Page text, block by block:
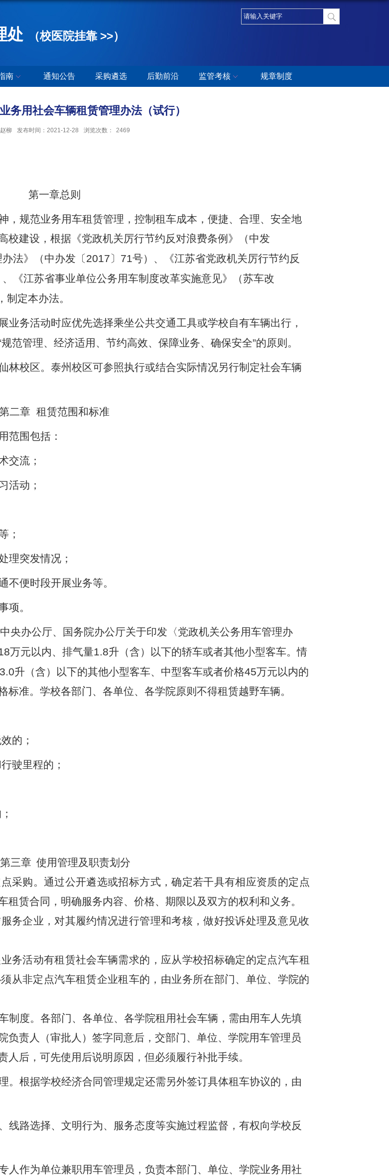
处 （校医院挂靠 >>）
南 通知公告 采购遴选 后勤前沿 监管考核 规章制度
务用社会车辆租赁管理办法（试行）
柳 发布时间：2021-12-28 浏览次数： 2469
第一章总则
，规范业务用车租赁管理，控制租车成本，便捷、合理、安全地
校建设，根据《党政机关厉行节约反对浪费条例》（中发
办法》（中办发〔2017〕 71号）、
《江苏省党政机关厉行节约反
、《江苏省事业单位公务用车制度改革实施意见》（苏车改
定本办法。
业务活动时应优先选择乘坐公共交通工具或学校自有车辆出行，
规范管理、经济适用、节约高效、保障业务、确保安全”的原则。
林校区。泰州校区可参照执行或结合实际情况另行制定社会车辆
二章 租赁范围和标准
范围包括：
交流；
活动；
；
理突发情况；
不便时段开展业务等。
项。
央办公厅、国务院办公厅关于印发〈党政机关公务用车管理办
万元以内、排气量1.8升（含）以下的轿车或者其他小型客车。情
3.0升（含）以下的其他小型客车、中型客车或者价格45万元以内的
准。学校各部门、各单位、各学院原则不得租赁越野车辆。
的；
驶里程的；
第三章 使用管理及职责划分
采购。通过公开遴选或招标方式，确定若干具有相应资质的定点
赁合同，明确服务内容、价格、期限以及双方的权利和义务。
务企业，对其履约情况进行管理和考核，做好投诉处理及意见收
业务活动有租赁社会车辆需求的，应从学校招标确定的定点汽车租
从非定点汽车租赁企业租车的，由业务所在部门、单位、学院的
制度。各部门、各单位、各学院租用社会车辆，需由用车人先填
负责人（审批人）签字同意后，交部门、单位、学院用车管理员
后，可先使用后说明原因，但必须履行补批手续。
。根据学校经济合同管理规定还需另外签订具体租车协议的，由
线路选择、文明行为、服务态度等实施过程监督，有权向学校反
人作为单位兼职用车管理员，负责本部门、单位、学院业务用社